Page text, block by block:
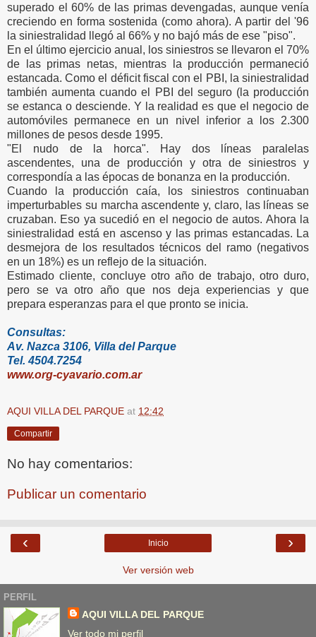
superado el 60% de las primas devengadas, aunque venía
creciendo en forma sostenida (como ahora). A partir del '96
la siniestralidad llegó al 66% y no bajó más de ese "piso".
En el último ejercicio anual, los siniestros se llevaron el 70%
de las primas netas, mientras la producción permaneció
estancada. Como el déficit fiscal con el PBI, la siniestralidad
también aumenta cuando el PBI del seguro (la producción
se estanca o desciende. Y la realidad es que el negocio de
automóviles permanece en un nivel inferior a los 2.300
millones de pesos desde 1995.
"El nudo de la horca". Hay dos líneas paralelas
ascendentes, una de producción y otra de siniestros y
correspondía a las épocas de bonanza en la producción.
Cuando la producción caía, los siniestros continuaban
imperturbables su marcha ascendente y, claro, las líneas se
cruzaban. Eso ya sucedió en el negocio de autos. Ahora la
siniestralidad está en ascenso y las primas estancadas. La
desmejora de los resultados técnicos del ramo (negativos
en un 18%) es un reflejo de la situación.
Estimado cliente, concluye otro año de trabajo, otro duro,
pero se va otro año que nos deja experiencias y que
prepara esperanzas para el que pronto se inicia.
Consultas:
Av. Nazca 3106, Villa del Parque
Tel. 4504.7254
www.org-cyavario.com.ar
AQUI VILLA DEL PARQUE at 12:42
Compartir
No hay comentarios:
Publicar un comentario
‹ ›
Inicio
Ver versión web
PERFIL
AQUI VILLA DEL PARQUE
Ver todo mi perfil